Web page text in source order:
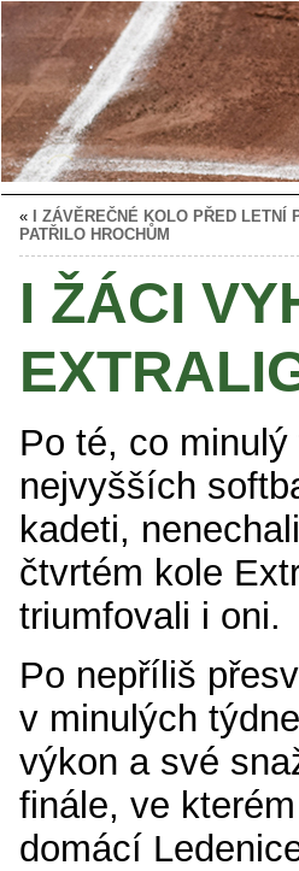
«
I ZÁVĚREČNÉ KOLO PŘED LETNÍ
PATŘILO HROCHŮM
I ŽÁCI
Po té, co
nejvyšších
kadeti,
čtvrtém kole
triumfovali i oni.
Po nepříliš
v minulých
výkon a své
finále, ve
domácí